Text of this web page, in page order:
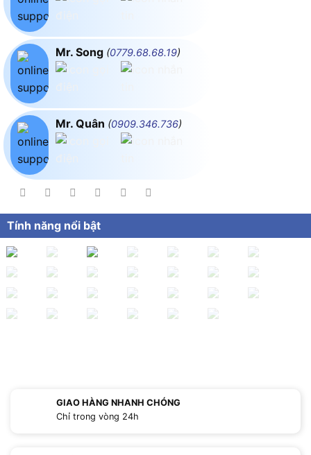
Mr. Song (0779.68.68.19)
Mr. Quân (0909.346.736)
Tính năng nổi bật
GIAO HÀNG NHANH CHÓNG
Chỉ trong vòng 24h